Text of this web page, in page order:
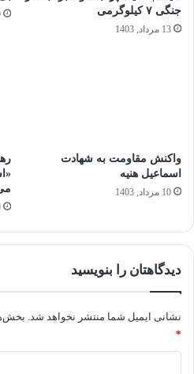
جنگی ۷ کیلوگرمی
13 مرداد, 1403
واکنش مقاومت به شهادت
اسماعیل هنیه
10 مرداد, 1403
دیدگاهتان را بنویسید
نشانی ایمیل شما منتشر نخواهد شد.
*